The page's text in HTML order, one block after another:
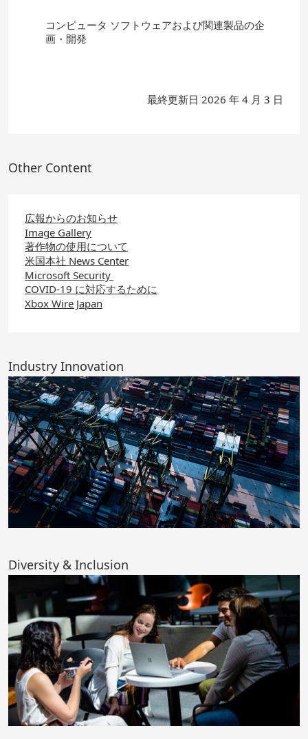
コンピュータ ソフトウェアおよび関連製品の企
画・開発
最終更新日 2026 年 4 月 3 日
Other Content
広報からのお知らせ
Image Gallery
著作物の使用について
米国本社 News Center
Microsoft Security
COVID-19 に対応するために
Xbox Wire Japan
Industry Innovation
Diversity & Inclusion